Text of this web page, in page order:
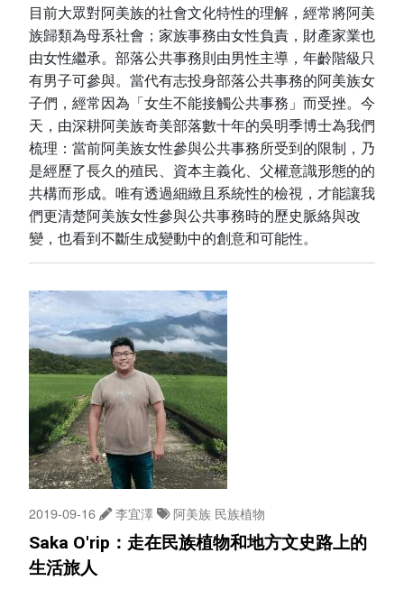
目前大眾對阿美族的社會文化特性的理解，經常將阿美
族歸類為母系社會；家族事務由女性負責，財產家業也
由女性繼承。部落公共事務則由男性主導，年齡階級只
有男子可參與。當代有志投身部落公共事務的阿美族女
子們，經常因為「女生不能接觸公共事務」而受挫。今
天，由深耕阿美族奇美部落數十年的吳明季博士為我們
梳理：當前阿美族女性參與公共事務所受到的限制，乃
是經歷了長久的殖民、資本主義化、父權意識形態的的
共構而形成。唯有透過細緻且系統性的檢視，才能讓我
們更清楚阿美族女性參與公共事務時的歷史脈絡與改
變，也看到不斷生成變動中的創意和可能性。
2019-09-16 李宜澤 阿美族 民族植物
Saka O'rip：走在民族植物和地方文史路上的
生活旅人